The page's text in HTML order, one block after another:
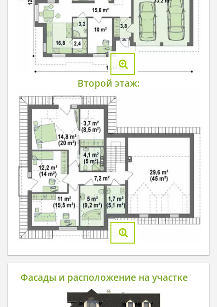
Второй этаж:
Фасады и расположение на участке